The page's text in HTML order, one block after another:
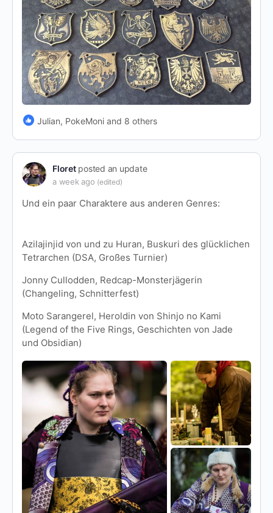
Julian, PokeMoni and 8 others
Floretposted an update
a week ago (edited)
Und ein paar Charaktere aus anderen Genres:
Azilajinjid von und zu Huran, Buskuri des glücklichen
Tetrarchen (DSA, Großes Turnier)
Jonny Cullodden, Redcap-Monsterjägerin
(Changeling, Schnitterfest)
Moto Sarangerel, Heroldin von Shinjo no Kami
(Legend of the Five Rings, Geschichten von Jade
und Obsidian)